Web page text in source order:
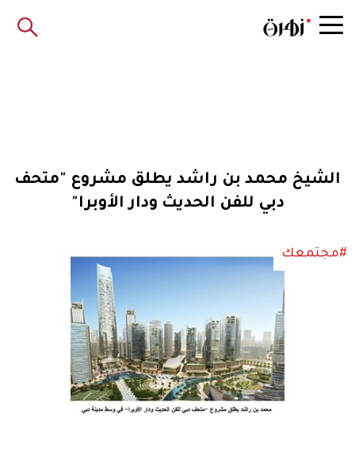
الشيخ محمد بن راشد يطلق مشروع "متحف
دبي للفن الحديث ودار الأوبرا"
#مجتمعك